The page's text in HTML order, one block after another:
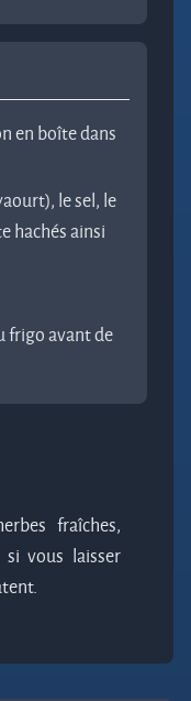
en boîte dans
le sel, le
hachés ainsi
frigo avant de
fraîches,
vous laisser